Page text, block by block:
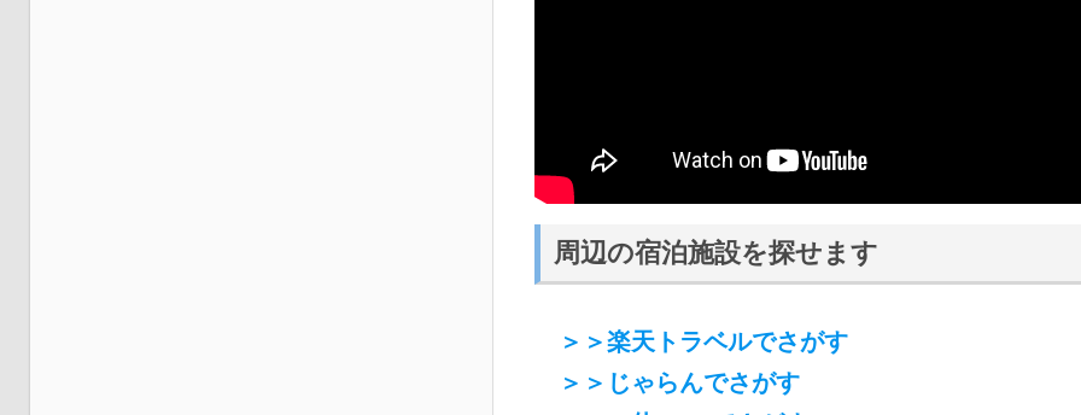
周辺の宿泊施設を探せます
＞＞楽天トラベルでさがす
＞＞じゃらんでさがす